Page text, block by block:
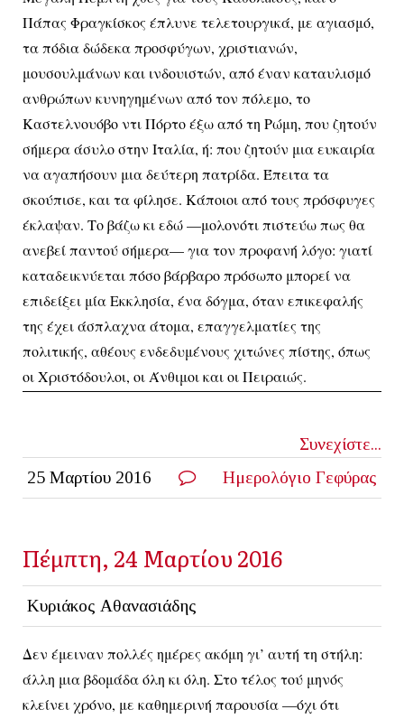
Πάπας Φραγκίσκος έπλυνε τελετουργικά, με αγιασμό,
τα πόδια δώδεκα προσφύγων, χριστιανών,
μουσουλμάνων και ινδουιστών, από έναν καταυλισμό
ανθρώπων κυνηγημένων από τον πόλεμο, το
Καστελνουόβο ντι Πόρτο έξω από τη Ρώμη, που ζητούν
σήμερα άσυλο στην Ιταλία, ή: που ζητούν μια ευκαιρία
να αγαπήσουν μια δεύτερη πατρίδα. Έπειτα τα
σκούπισε, και τα φίλησε. Κάποιοι από τους πρόσφυγες
έκλαψαν. Το βάζω κι εδώ —μολονότι πιστεύω πως θα
ανεβεί παντού σήμερα— για τον προφανή λόγο: γιατί
καταδεικνύεται πόσο βάρβαρο πρόσωπο μπορεί να
επιδείξει μία Εκκλησία, ένα δόγμα, όταν επικεφαλής
της έχει άσπλαχνα άτομα, επαγγελματίες της
πολιτικής, αθέους ενδεδυμένους χιτώνες πίστης, όπως
οι Χριστόδουλοι, οι Άνθιμοι και οι Πειραιώς.
Συνεχίστε...
25 Μαρτίου 2016
Ημερολόγιο Γεφύρας
Πέμπτη, 24 Μαρτίου 2016
Κυριάκος Αθανασιάδης
Δεν έμειναν πολλές ημέρες ακόμη γι’ αυτή τη στήλη:
άλλη μια βδομάδα όλη κι όλη. Στο τέλος τού μηνός
κλείνει χρόνο, με καθημερινή παρουσία —όχι ότι